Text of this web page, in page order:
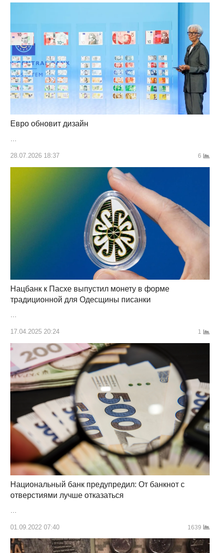
Евро обновит дизайн
…
28.07.2026 18:37 6
Нацбанк к Пасхе выпустил монету в форме
традиционной для Одесщины писанки
17.04.2025 20:24 1
Национальный банк предупредил: От банкнот с
отверстиями лучше отказаться
01.09.2022 07:40 1639